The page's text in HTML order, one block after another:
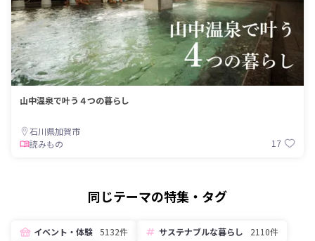
山中温泉で叶う４つの暮らし
石川県加賀市
読みもの
17
同じテーマの特集・タグ
イベント・体験 5132件 サステナブルな暮らし
2110件